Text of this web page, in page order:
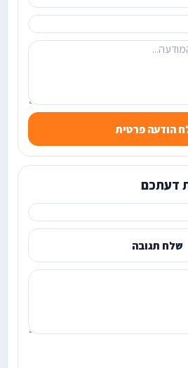
הודעה פרטית
דעתכם
שלח תגובה